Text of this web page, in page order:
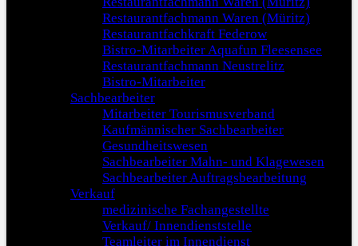
Restaurantfachmann Waren (Müritz)
Restaurantfachkraft Federow
Bistro-Mitarbeiter Aquafun Fleesensee
Restaurantfachmann Neustrelitz
Bistro-Mitarbeiter
Sachbearbeiter
Mitarbeiter Tourismusverband
Kaufmännischer Sachbearbeiter
Gesundheitswesen
Sachbearbeiter Mahn- und Klagewesen
Sachbearbeiter Auftragsbearbeitung
Verkauf
medizinische Fachangestellte
Verkauf/ Innendienststelle
Teamleiter im Innendienst